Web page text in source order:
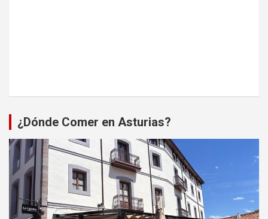
¿Dónde Comer en Asturias?